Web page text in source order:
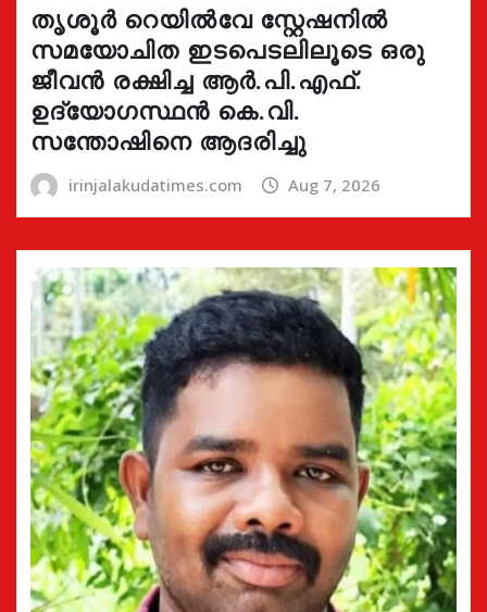
തൃശൂർ റെയിൽവേ സ്റ്റേഷനിൽ
സമയോചിത ഇടപെടലിലൂടെ ഒരു
ജീവൻ രക്ഷിച്ച ആർ.പി.എഫ്.
ഉദ്യോഗസ്ഥൻ കെ.വി.
സന്തോഷിനെ ആദരിച്ചു
irinjalakudatimes.com Aug 7, 2026